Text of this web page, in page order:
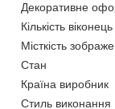
Декоративне
Кількість віконець
Місткість
Стан
Країна виробник
Стиль виконання